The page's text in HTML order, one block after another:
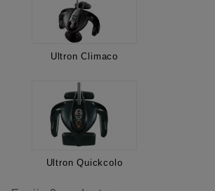
Ultron Climaco
Ultron Quickcolo